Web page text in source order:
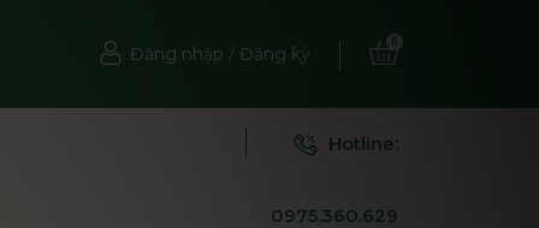
Đăng nhập / Đăng ký
0
Hotline:
0975.360.629